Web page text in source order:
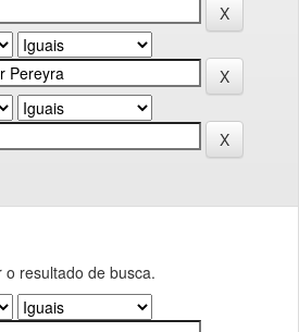
resultado de busca.